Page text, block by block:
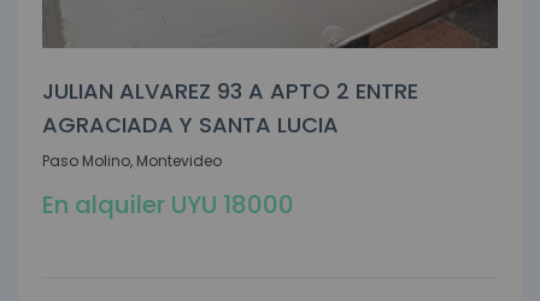
JULIAN ALVAREZ 93 A APTO 2 ENTRE
AGRACIADA Y SANTA LUCIA
Paso Molino, Montevideo
En alquiler UYU 18000